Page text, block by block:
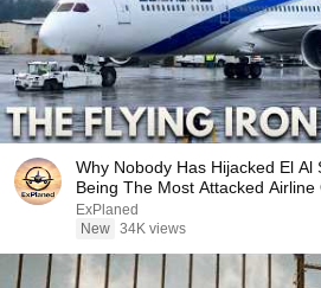
Why Nobody Has Hijacked El Al
Being The Most Attacked Airline
ExPlaned
New 34K views